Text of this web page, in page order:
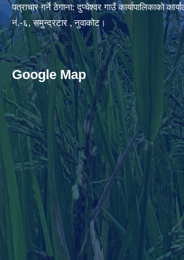
पत्राचार गर्ने ठेगाना: दुप्चेश्वर गाउँ कार्यापालिकाको
नं.-६, समुन्द्रटार , नुवाकोट।
Google Map